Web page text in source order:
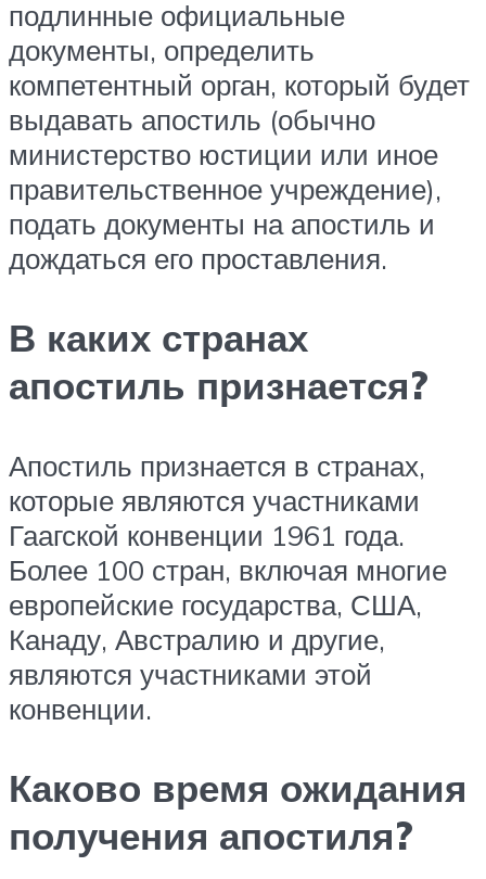
подлинные официальные
документы, определить
компетентный орган, который будет
выдавать апостиль (обычно
министерство юстиции или иное
правительственное учреждение),
подать документы на апостиль и
дождаться его проставления.
В каких странах
апостиль признается?
Апостиль признается в странах,
которые являются участниками
Гаагской конвенции 1961 года.
Более 100 стран, включая многие
европейские государства, США,
Канаду, Австралию и другие,
являются участниками этой
конвенции.
Каково время ожидания
получения апостиля?